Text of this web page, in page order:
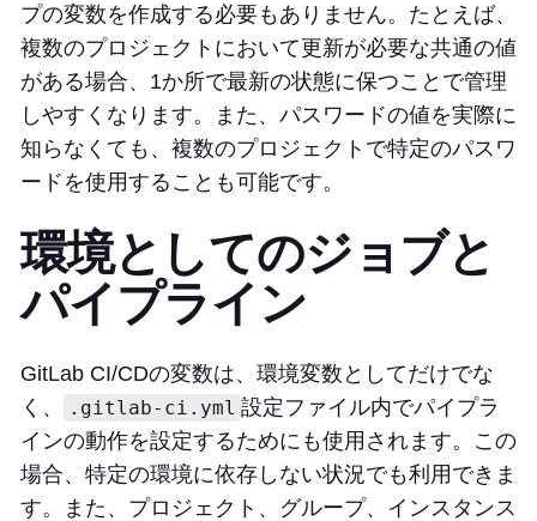
プの変数を作成する必要もありません。たとえば、
複数のプロジェクトにおいて更新が必要な共通の値
がある場合、1か所で最新の状態に保つことで管理
しやすくなります。また、パスワードの値を実際に
知らなくても、複数のプロジェクトで特定のパスワ
ードを使用することも可能です。
環境としてのジョブと
パイプライン
GitLab CI/CDの変数は、環境変数としてだけでな
く、
.gitlab-ci.yml 設定ファイル内でパイプラ
インの動作を設定するためにも使用されます。この
場合、特定の環境に依存しない状況でも利用できま
す。また、プロジェクト、グループ、インスタンス